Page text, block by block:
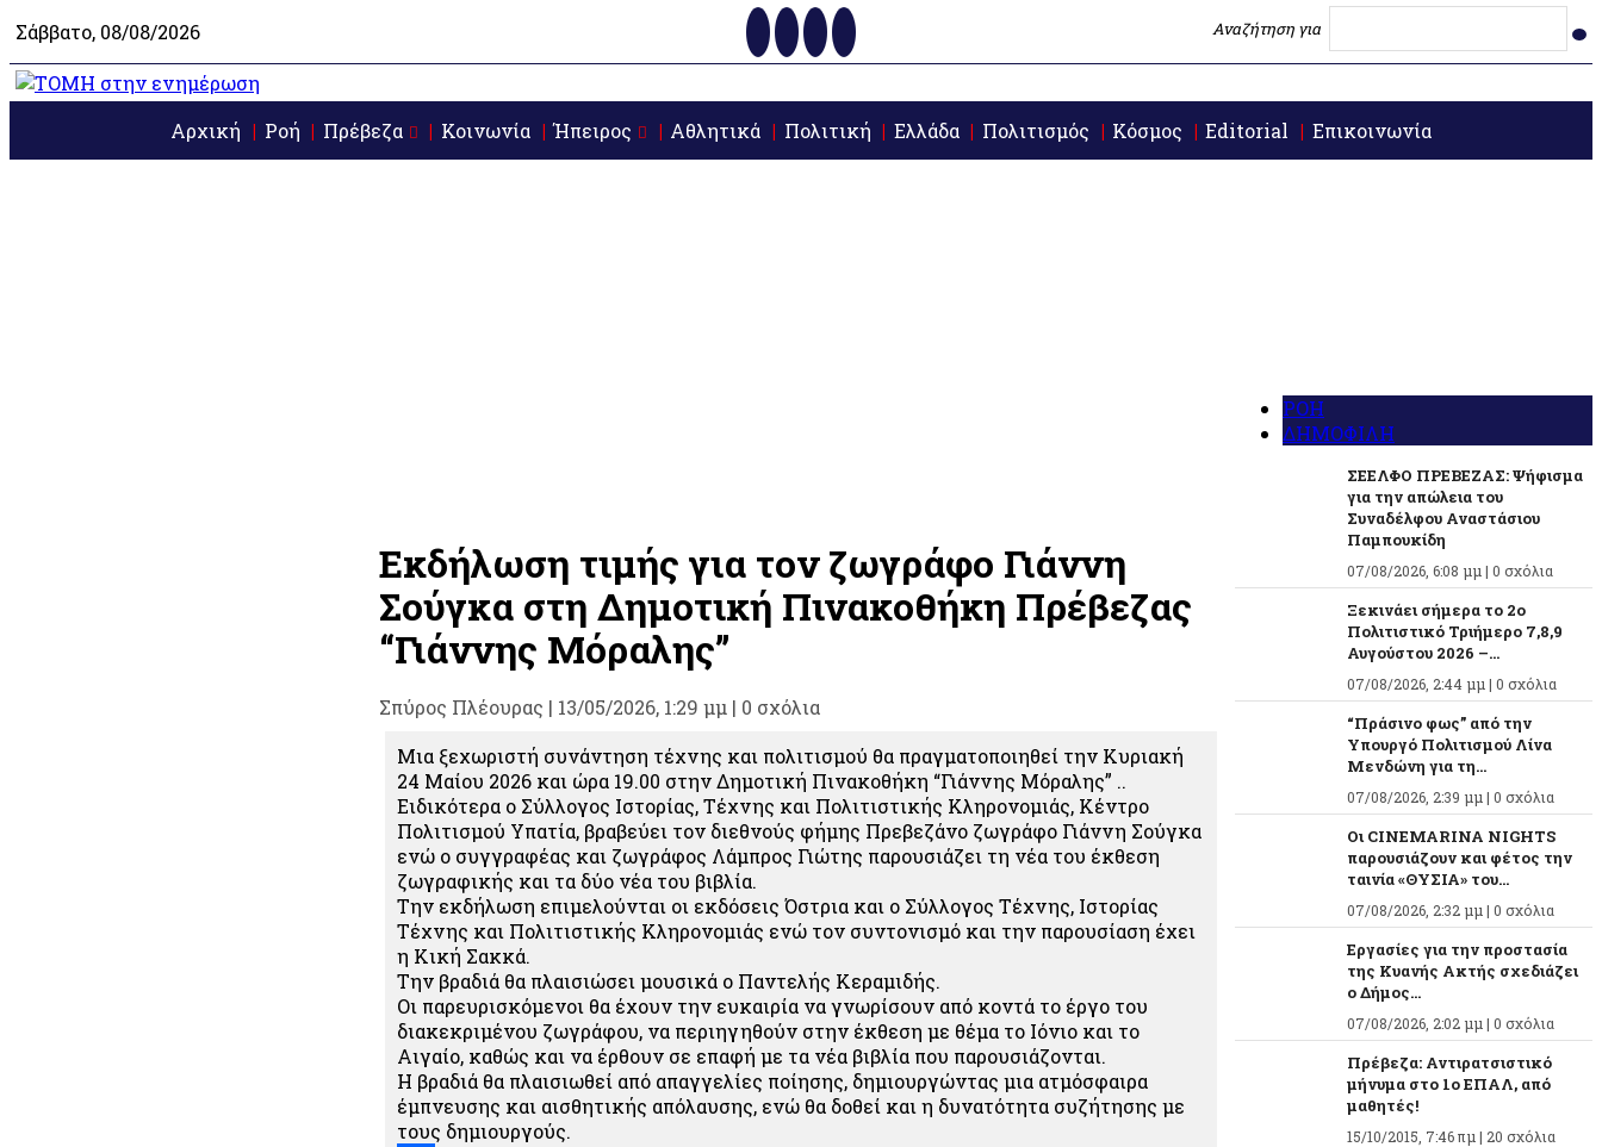
Σάββατο, 08/08/2026 Αναζήτηση για
Αρχική Ροή Πρέβεζα Κοινωνία Ήπειρος Αθλητικά Πολιτική Ελλάδα Πολιτισμός Κόσμος Editorial Επικοινωνία
Εκδήλωση τιμής για τον ζωγράφο Γιάννη
Σούγκα στη Δημοτική Πινακοθήκη Πρέβεζας
“Γιάννης Μόραλης”
Σπύρος Πλέουρας | 13/05/2026, 1:29 μμ | 0 σχόλια
Μια ξεχωριστή συνάντηση τέχνης και πολιτισμού θα πραγματοποιηθεί την Κυριακή
24 Μαίου 2026 και ώρα 19.00 στην Δημοτική Πινακοθήκη “Γιάννης Μόραλης” ..
Ειδικότερα ο Σύλλογος Ιστορίας, Τέχνης και Πολιτιστικής Κληρονομιάς, Κέντρο
Πολιτισμού Υπατία, βραβεύει τον διεθνούς φήμης Πρεβεζάνο ζωγράφο Γιάννη Σούγκα
ενώ ο συγγραφέας και ζωγράφος Λάμπρος Γιώτης παρουσιάζει τη νέα του έκθεση
ζωγραφικής και τα δύο νέα του βιβλία.
Την εκδήλωση επιμελούνται οι εκδόσεις Όστρια και ο Σύλλογος Τέχνης, Ιστορίας
Τέχνης και Πολιτιστικής Κληρονομιάς ενώ τον συντονισμό και την παρουσίαση έχει
η Κική Σακκά.
Την βραδιά θα πλαισιώσει μουσικά ο Παντελής Κεραμιδής.
Οι παρευρισκόμενοι θα έχουν την ευκαιρία να γνωρίσουν από κοντά το έργο του
διακεκριμένου ζωγράφου, να περιηγηθούν στην έκθεση με θέμα το Ιόνιο και το
Αιγαίο, καθώς και να έρθουν σε επαφή με τα νέα βιβλία που παρουσιάζονται.
Η βραδιά θα πλαισιωθεί από απαγγελίες ποίησης, δημιουργώντας μια ατμόσφαιρα
έμπνευσης και αισθητικής απόλαυσης, ενώ θα δοθεί και η δυνατότητα συζήτησης με
τους δημιουργούς.
ΡΟΗ
ΔΗΜΟΦΙΛΗ
ΣΕΕΛΦΟ ΠΡΕΒΕΖΑΣ: Ψήφισμα
για την απώλεια του
Συναδέλφου Αναστάσιου
Παμπουκίδη
07/08/2026, 6:08 μμ | 0 σχόλια
Ξεκινάει σήμερα το 2ο
Πολιτιστικό Τριήμερο 7,8,9
Αυγούστου 2026 –...
07/08/2026, 2:44 μμ | 0 σχόλια
“Πράσινο φως” από την
Υπουργό Πολιτισμού Λίνα
Μενδώνη για τη...
07/08/2026, 2:39 μμ | 0 σχόλια
Οι CINEMARINA NIGHTS
παρουσιάζουν και φέτος την
ταινία «ΘΥΣΙΑ» του...
07/08/2026, 2:32 μμ | 0 σχόλια
Εργασίες για την προστασία
της Κυανής Ακτής σχεδιάζει
ο Δήμος...
07/08/2026, 2:02 μμ | 0 σχόλια
Πρέβεζα: Αντιρατσιστικό
μήνυμα στο 1ο ΕΠΑΛ, από
μαθητές!
15/10/2015, 7:46 πμ | 20 σχόλια